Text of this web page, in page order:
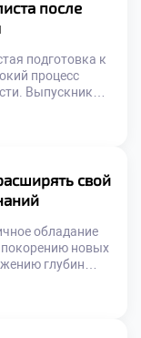
после
подготовка к
процесс
Выпускник
осознает:
сухих правил, а
[…]
свой
обладание
новых
глубин
вехой,